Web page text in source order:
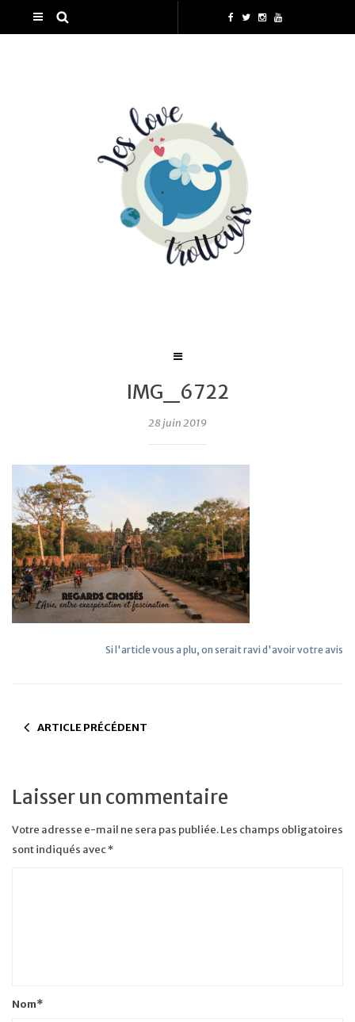
IMG_6722
28 juin 2019
Si l'article vous a plu, on serait ravi d'avoir votre avis
ARTICLE PRÉCÉDENT
Laisser un commentaire
Votre adresse e-mail ne sera pas publiée.Les champs obligatoires
sont indiqués avec*
Nom*